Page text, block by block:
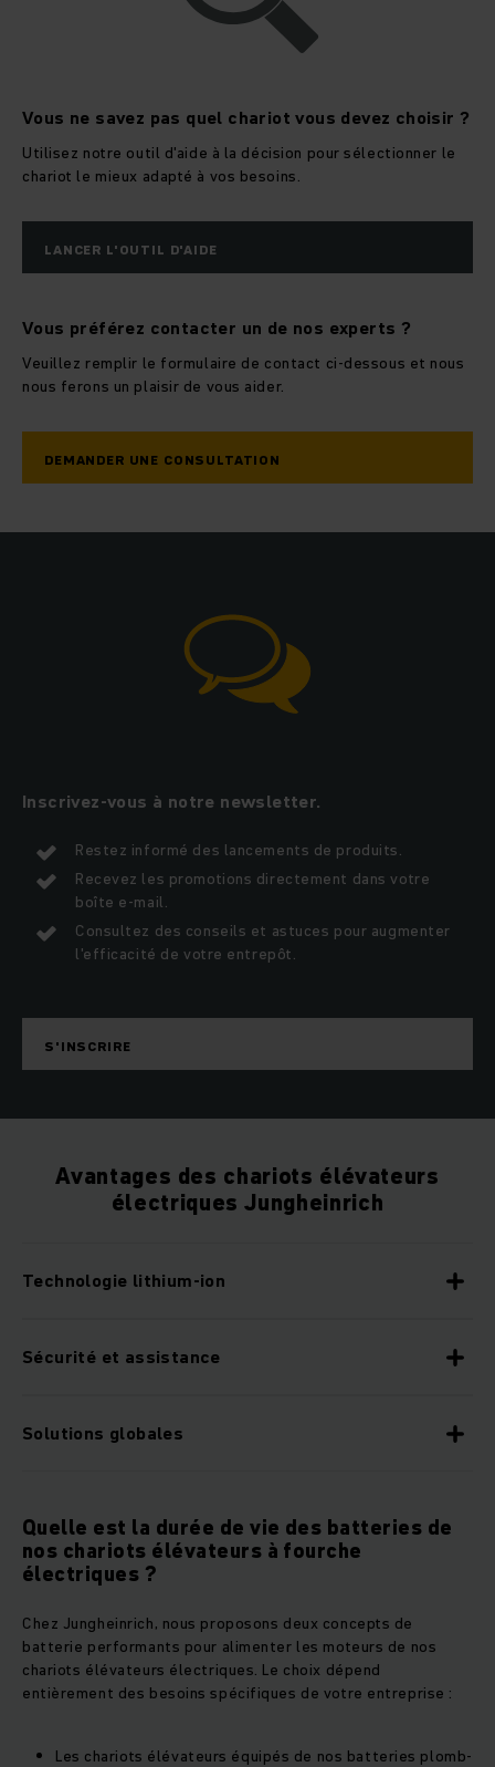
Vous ne savez pas quel chariot vous devez choisir ?
Utilisez notre outil d'aide à la décision pour sélectionner le
chariot le mieux adapté à vos besoins.
LANCER L'OUTIL D'AIDE
Vous préférez contacter un de nos experts ?
Veuillez remplir le formulaire de contact ci-dessous et nous
nous ferons un plaisir de vous aider.
DEMANDER UNE CONSULTATION
Inscrivez-vous à notre newsletter.
Restez informé des lancements de produits.
Recevez les promotions directement dans votre
boîte e-mail.
Consultez des conseils et astuces pour augmenter
l'efficacité de votre entrepôt.
S'INSCRIRE
Avantages des chariots élévateurs
électriques Jungheinrich
Technologie lithium-ion
Sécurité et assistance
Solutions globales
Quelle est la durée de vie des batteries de
nos chariots élévateurs à fourche
électriques ?
Chez Jungheinrich, nous proposons deux concepts de
batterie performants pour alimenter les moteurs de nos
chariots élévateurs électriques. Le choix dépend
entièrement des besoins spécifiques de votre entreprise :
Les chariots élévateurs équipés de nos batteries plomb-